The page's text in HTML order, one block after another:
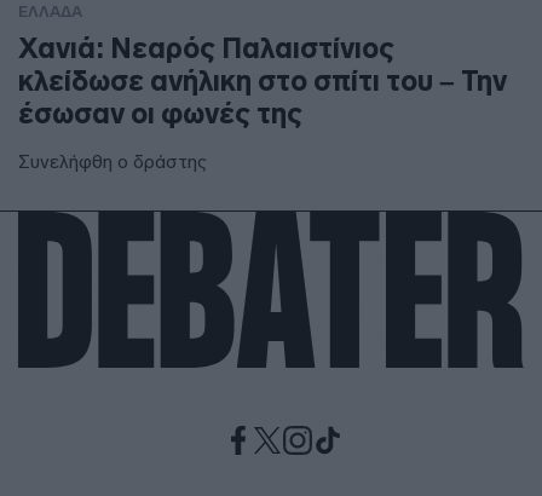
ΕΛΛΑΔΑ
Χανιά: Νεαρός Παλαιστίνιος
κλείδωσε ανήλικη στο σπίτι του – Την
έσωσαν οι φωνές της
Συνελήφθη ο δράστης